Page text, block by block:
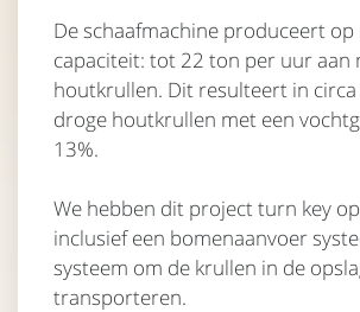
De schaafmachine produceert op
capaciteit: tot 22 ton per uur aan
houtkrullen. Dit resulteert in
droge houtkrullen met een
13%.
We hebben dit project turn key
inclusief een bomenaanvoer
systeem om de krullen in de
transporteren.